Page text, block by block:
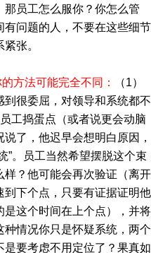
员工怎么服你？你怎么管
问题的人，不要在这些细节
张。
方法可能完全不同：
（1）
很委屈，对领导和系统都不
工捣蛋点（或者说更会动脑
了，他迟早会想明白原因，
”。员工当然希望摆脱这个束
？他可能会再次验证（离开
下个点，只要有证据证明他
这个时间在上个点），并将
情况你只是怀疑系统，两个
是要考虑不用定位了？果真如